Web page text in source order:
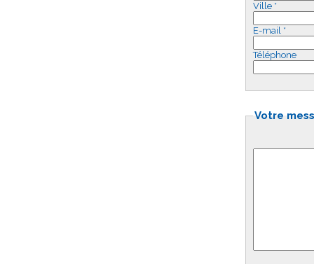
Ville *
E-mail *
Téléphone
Votre